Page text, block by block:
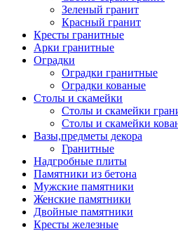
Зеленый гранит
Красный гранит
Кресты гранитные
Арки гранитные
Оградки
Оградки гранитные
Оградки кованые
Столы и скамейки
Столы и скамейки
Столы и скамейки
Вазы,предметы декора
Гранитные
Надгробные плиты
Памятники из бетона
Мужские памятники
Женские памятники
Двойные памятники
Кресты железные